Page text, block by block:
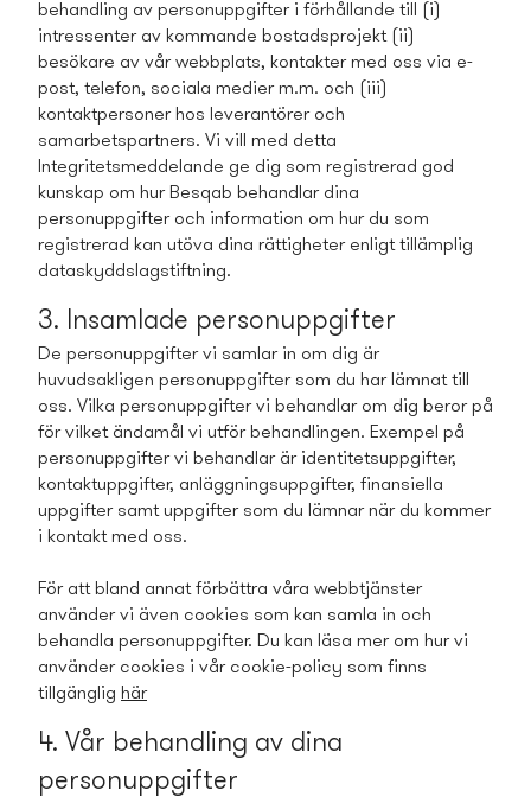
behandling av personuppgifter i förhållande till (i)
intressenter av kommande bostads­projekt (ii)
besökare av vår webbplats, kontakter med oss via e-
post, telefon, sociala medier m.m. och (iii)
kontaktpersoner hos leverantörer och
samarbetspartners. Vi vill med detta
Integritetsmeddelande ge dig som registrerad god
kunskap om hur Besqab behandlar dina
personuppgifter och information om hur du som
registrerad kan utöva dina rättigheter enligt tillämplig
dataskyddslagstiftning.
3. Insamlade personuppgifter
De personuppgifter vi samlar in om dig är
huvudsakligen personuppgifter som du har lämnat till
oss. Vilka personuppgifter vi behandlar om dig beror på
för vilket ändamål vi utför behandlingen. Exempel på
personuppgifter vi behandlar är identitetsuppgifter,
kontaktuppgifter, anläggningsuppgifter, finansiella
uppgifter samt uppgifter som du lämnar när du kommer
i kontakt med oss.
För att bland annat förbättra våra webbtjänster
använder vi även cookies som kan samla in och
behandla personuppgifter. Du kan läsa mer om hur vi
använder cookies i vår cookie-policy­ som finns
tillgänglig här
4. Vår behandling av dina
personuppgifter